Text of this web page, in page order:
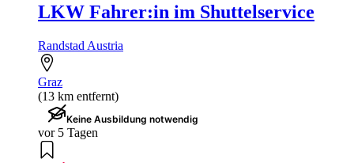
LKW Fahrer:in im Shuttelservice
Randstad Austria
Graz
(13 km entfernt)
Keine Ausbildung notwendig
vor 5 Tagen